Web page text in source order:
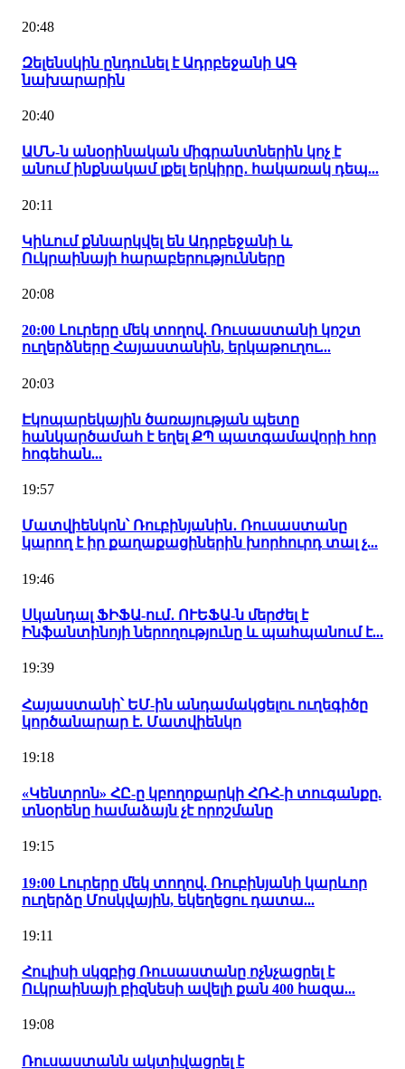
20:48
Զելենսկին ընդունել է Ադրբեջանի ԱԳ
նախարարին
20:40
ԱՄՆ-ն անօրինական միգրանտներին կոչ է
անում ինքնակամ լքել երկիրը․ հակառակ դեպ...
20:11
Կիևում քննարկվել են Ադրբեջանի և
Ուկրաինայի հարաբերությունները
20:08
20:00 Լուրերը մեկ տողով. Ռուսաստանի կոշտ
ուղերձները Հայաստանին, երկաթուղու...
20:03
Էկոպարեկային ծառայության պետը
հանկարծամահ է եղել ՔՊ պատգամավորի հոր
հոգեհան...
19:57
Մատվիենկոն՝ Ռուբինյանին․ Ռուսաստանը
կարող է իր քաղաքացիներին խորհուրդ տալ չ...
19:46
Սկանդալ ՖԻՖԱ-ում․ ՈՒԵՖԱ-ն մերժել է
Ինֆանտինոյի ներողությունը և պահպանում է...
19:39
Հայաստանի՝ ԵՄ-ին անդամակցելու ուղեգիծը
կործանարար է. Մատվիենկո
19:18
«Կենտրոն» ՀԸ-ը կբողոքարկի ՀՌՀ-ի տուգանքը.
տնօրենը համաձայն չէ որոշմանը
19:15
19:00 Լուրերը մեկ տողով. Ռուբինյանի կարևոր
ուղերձը Մոսկվային, եկեղեցու դատա...
19:11
Հուլիսի սկզբից Ռուսաստանը ոչնչացրել է
Ուկրաինայի բիզնեսի ավելի քան 400 հազա...
19:08
Ռուսաստանն ակտիվացրել է